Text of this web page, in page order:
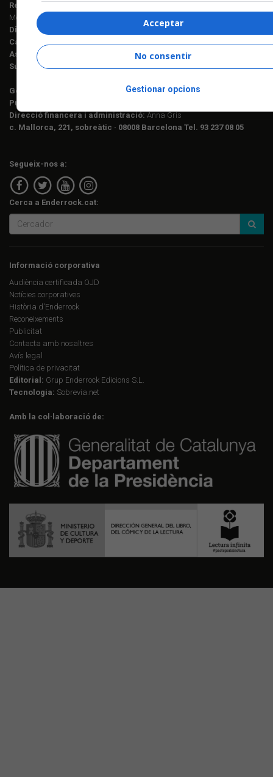
Redacció:
Morén Alegret, Joaquim Vilarnau i Sergi Núñez
Disseny i maquetació:
Caps de fotografia:
Assessorament lingüístic:
Berta Herreros
Subscripcions:Rosa E. Massaguer
Gerència i projectes:
Jordi Novell
Publicitat i producció:
Direcció financera i administració: Anna Gris
c. Mallorca, 221, sobreàtic · 08008 Barcelona Tel. 93 237 08 05
Segueix-nos a:
Cerca a Enderrock.cat:
Informació corporativa
Audiència certificada OJD
Notícies corporatives
Història d'Enderrock
Reconeixements
Publicitat
Contacta amb nosaltres
Avís legal
Política de privacitat
Editorial: Grup Enderrock Edicions S.L.
Tecnologia: Sobrevia.net
Amb la col·laboració de:
Acceptar
No consentir
Gestionar opcions